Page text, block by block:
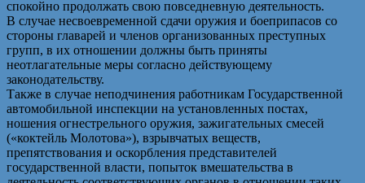
спокойно продолжать свою повседневную деятельность.
В случае несвоевременной сдачи оружия и боеприпасов со
стороны главарей и членов организованных преступных
групп, в их отношении должны быть приняты
неотлагательные меры согласно действующему
законодательству.
Также в случае неподчинения работникам Государственной
автомобильной инспекции на установленных постах,
ношения огнестрельного оружия, зажигательных смесей
(«коктейль Молотова»), взрывчатых веществ,
препятствования и оскорбления представителей
государственной власти, попыток вмешательства в